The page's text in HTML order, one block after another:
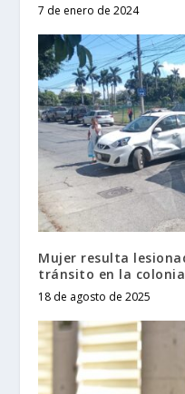
7 de enero de 2024
Mujer resulta
tránsito en la
18 de agosto de 2025